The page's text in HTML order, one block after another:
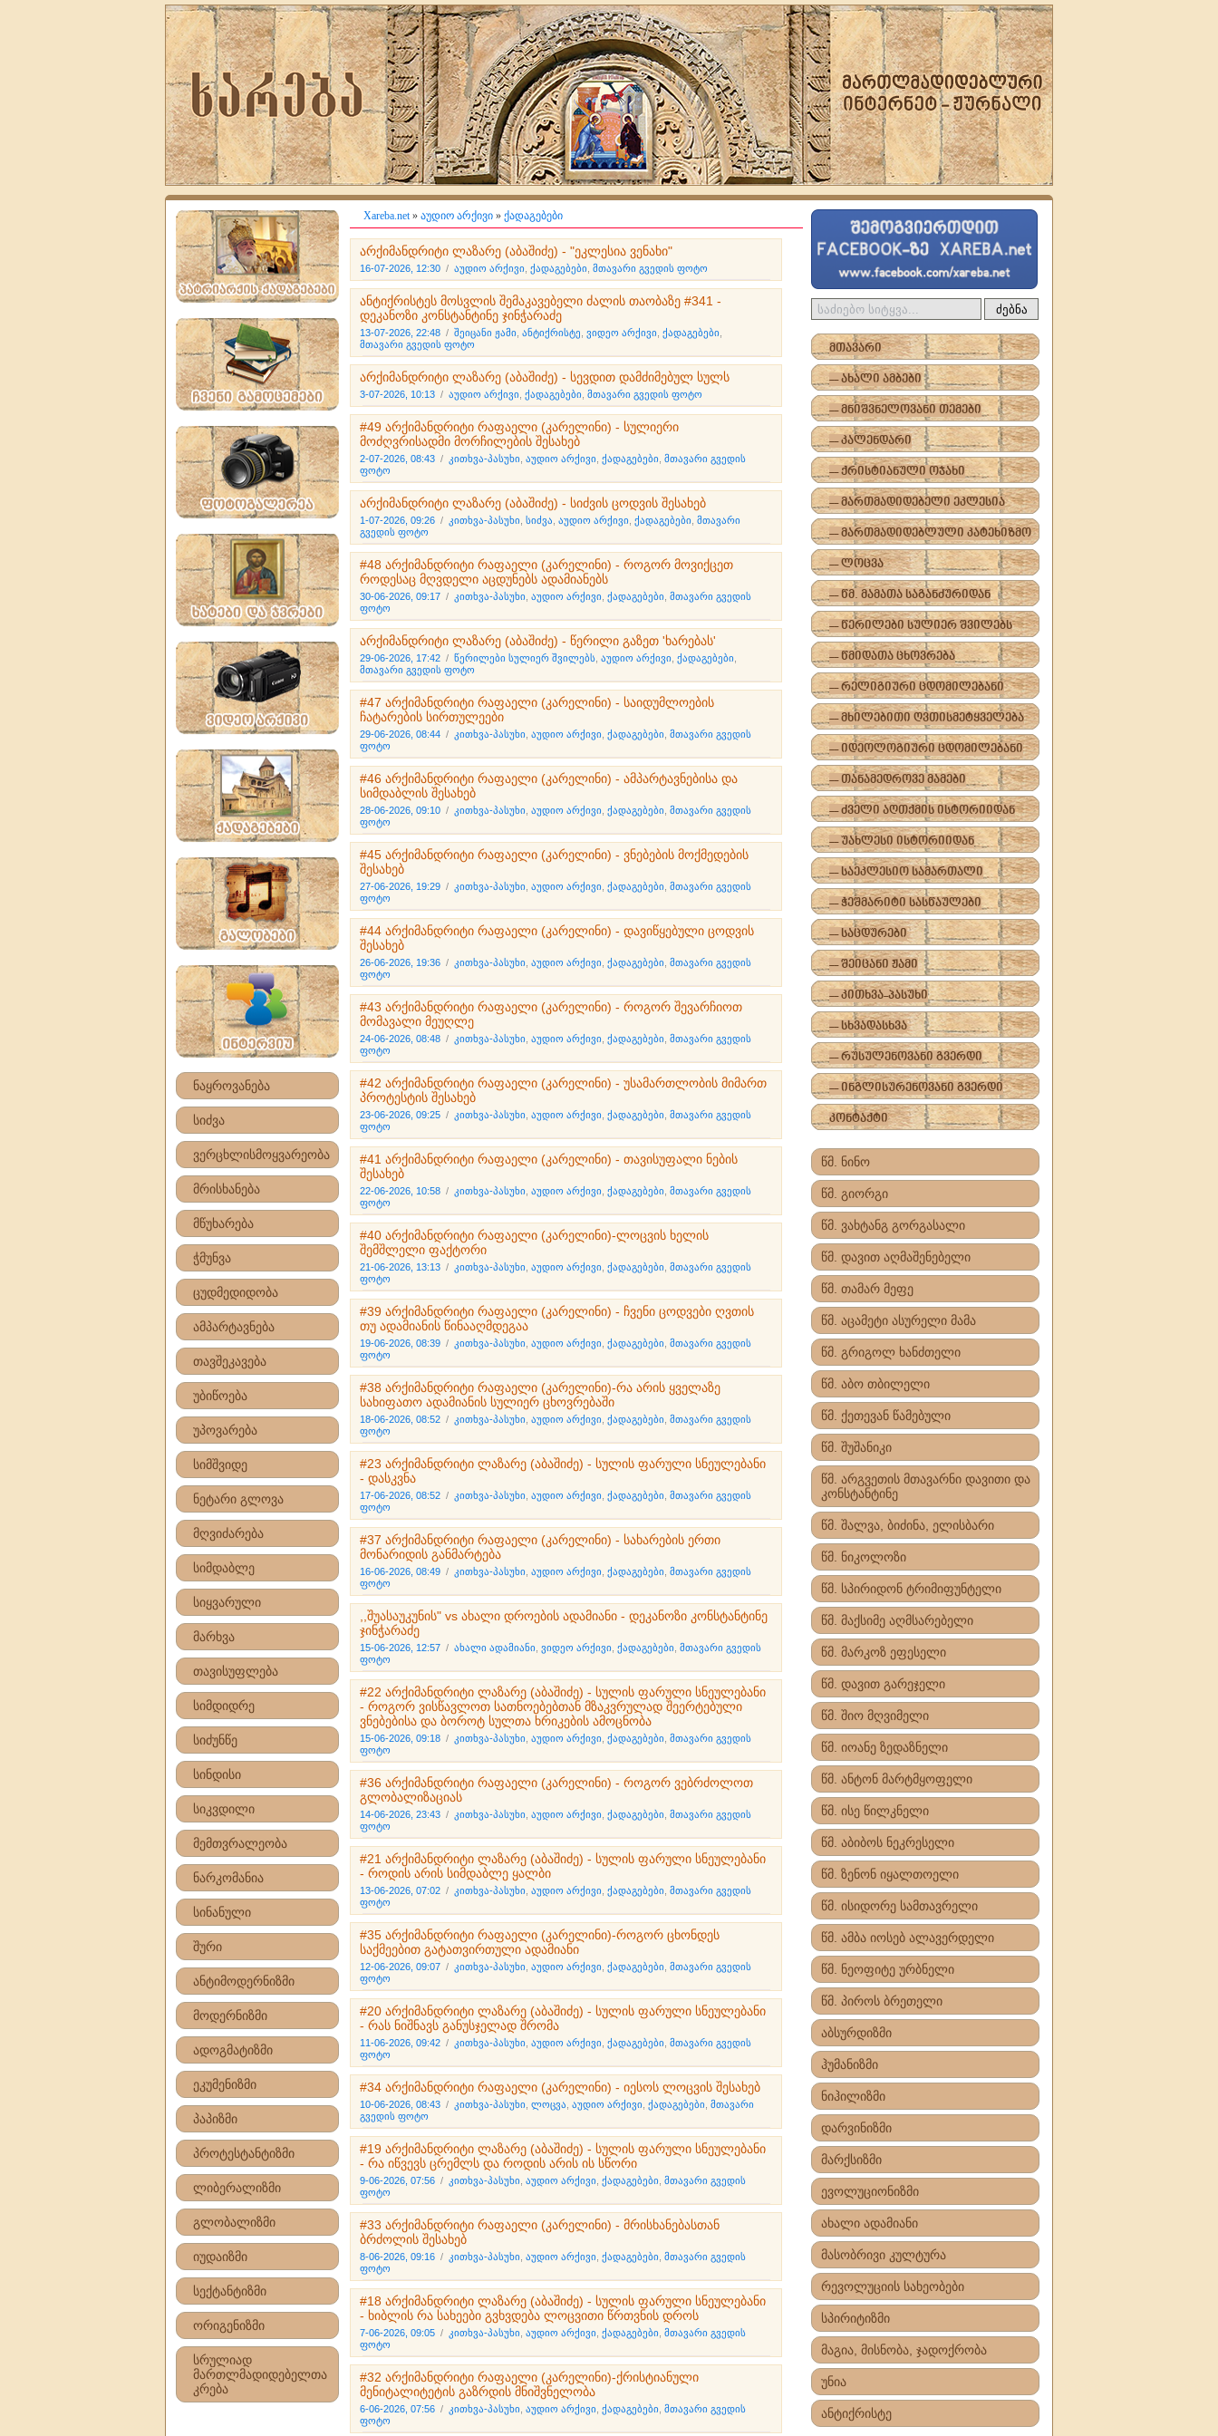
ნაყროვანება
სიძვა
ვერცხლისმოყვარეობა
მრისხანება
მწუხარება
ჭმუნვა
ცუდმედიდობა
ამპარტავნება
თავშეკავება
უბიწოება
უპოვარება
სიმშვიდე
ნეტარი გლოვა
მღვიძარება
სიმდაბლე
სიყვარული
მარხვა
თავისუფლება
სიმდიდრე
სიძუნწე
სინდისი
სიკვდილი
მემთვრალეობა
ნარკომანია
სინანული
შური
ანტიმოდერნიზმი
მოდერნიზმი
ადოგმატიზმი
ეკუმენიზმი
პაპიზმი
პროტესტანტიზმი
ლიბერალიზმი
გლობალიზმი
იუდაიზმი
სექტანტიზმი
ორიგენიზმი
სრულიად
მართლმადიდებელთა
კრება
Xareba.net» აუდიო არქივი » ქადაგებები
არქიმანდრიტი ლაზარე (აბაშიძე) - "ეკლესია ვენახი"
16-07-2026, 12:30 / აუდიო არქივი ქადაგებები მთავარი გვედის ფოტო
ანტიქრისტეს მოსვლის შემაკავებელი ძალის თაობაზე #341 -
დეკანოზი კონსტანტინე ჯინჭარაძე
13-07-2026, 22:48 / შეიცანი ჟამი ანტიქრისტე ვიდეო არქივი ქადაგებები
მთავარი გვედის ფოტო
არქიმანდრიტი ლაზარე (აბაშიძე) - სევდით დამძიმებულ სულს
3-07-2026, 10:13 / აუდიო არქივი ქადაგებები მთავარი გვედის ფოტო
#49 არქიმანდრიტი რაფაელი (კარელინი) - სულიერი
მოძღვრისადმი მორჩილების შესახებ
2-07-2026, 08:43 / კითხვა-პასუხი აუდიო არქივი ქადაგებები მთავარი გვედის
ფოტო
არქიმანდრიტი ლაზარე (აბაშიძე) - სიძვის ცოდვის შესახებ
1-07-2026, 09:26 / კითხვა-პასუხი სიძვა აუდიო არქივი ქადაგებები მთავარი
გვედის ფოტო
#48 არქიმანდრიტი რაფაელი (კარელინი) - როგორ მოვიქცეთ
როდესაც მღვდელი აცდუნებს ადამიანებს
30-06-2026, 09:17 / კითხვა-პასუხი აუდიო არქივი ქადაგებები მთავარი გვედის
ფოტო
არქიმანდრიტი ლაზარე (აბაშიძე) - წერილი გაზეთ 'ხარებას'
29-06-2026, 17:42 / წერილები სულიერ შვილებს აუდიო არქივი ქადაგებები
მთავარი გვედის ფოტო
#47 არქიმანდრიტი რაფაელი (კარელინი) - საიდუმლოების
ჩატარების სირთულეები
29-06-2026, 08:44 / კითხვა-პასუხი აუდიო არქივი ქადაგებები მთავარი გვედის
ფოტო
#46 არქიმანდრიტი რაფაელი (კარელინი) - ამპარტავნებისა და
სიმდაბლის შესახებ
28-06-2026, 09:10 / კითხვა-პასუხი აუდიო არქივი ქადაგებები მთავარი გვედის
ფოტო
#45 არქიმანდრიტი რაფაელი (კარელინი) - ვნებების მოქმედების
შესახებ
27-06-2026, 19:29 / კითხვა-პასუხი აუდიო არქივი ქადაგებები მთავარი გვედის
ფოტო
#44 არქიმანდრიტი რაფაელი (კარელინი) - დავიწყებული ცოდვის
შესახებ
26-06-2026, 19:36 / კითხვა-პასუხი აუდიო არქივი ქადაგებები მთავარი გვედის
ფოტო
#43 არქიმანდრიტი რაფაელი (კარელინი) - როგორ შევარჩიოთ
მომავალი მეუღლე
24-06-2026, 08:48 / კითხვა-პასუხი აუდიო არქივი ქადაგებები მთავარი გვედის
ფოტო
#42 არქიმანდრიტი რაფაელი (კარელინი) - უსამართლობის მიმართ
პროტესტის შესახებ
23-06-2026, 09:25 / კითხვა-პასუხი აუდიო არქივი ქადაგებები მთავარი გვედის
ფოტო
#41 არქიმანდრიტი რაფაელი (კარელინი) - თავისუფალი ნების
შესახებ
22-06-2026, 10:58 / კითხვა-პასუხი აუდიო არქივი ქადაგებები მთავარი გვედის
ფოტო
#40 არქიმანდრიტი რაფაელი (კარელინი)-ლოცვის ხელის
შემშლელი ფაქტორი
21-06-2026, 13:13 / კითხვა-პასუხი აუდიო არქივი ქადაგებები მთავარი გვედის
ფოტო
#39 არქიმანდრიტი რაფაელი (კარელინი) - ჩვენი ცოდვები ღვთის
თუ ადამიანის წინააღმდეგაა
19-06-2026, 08:39 / კითხვა-პასუხი აუდიო არქივი ქადაგებები მთავარი გვედის
ფოტო
#38 არქიმანდრიტი რაფაელი (კარელინი)-რა არის ყველაზე
სახიფათო ადამიანის სულიერ ცხოვრებაში
18-06-2026, 08:52 / კითხვა-პასუხი აუდიო არქივი ქადაგებები მთავარი გვედის
ფოტო
#23 არქიმანდრიტი ლაზარე (აბაშიძე) - სულის ფარული სნეულებანი
- დასკვნა
17-06-2026, 08:52 / კითხვა-პასუხი აუდიო არქივი ქადაგებები მთავარი გვედის
ფოტო
#37 არქიმანდრიტი რაფაელი (კარელინი) - სახარების ერთი
მონარიდის განმარტება
16-06-2026, 08:49 / კითხვა-პასუხი აუდიო არქივი ქადაგებები მთავარი გვედის
ფოტო
,,შუასაუკუნის" vs ახალი დროების ადამიანი - დეკანოზი კონსტანტინე
ჯინჭარაძე
15-06-2026, 12:57 / ახალი ადამიანი ვიდეო არქივი ქადაგებები მთავარი გვედის
ფოტო
#22 არქიმანდრიტი ლაზარე (აბაშიძე) - სულის ფარული სნეულებანი
- როგორ ვისწავლოთ სათნოებებთან მზაკვრულად შეერტებული
ვნებებისა და ბოროტ სულთა ხრიკების ამოცნობა
15-06-2026, 09:18 / კითხვა-პასუხი აუდიო არქივი ქადაგებები მთავარი გვედის
ფოტო
#36 არქიმანდრიტი რაფაელი (კარელინი) - როგორ ვებრძოლოთ
გლობალიზაციას
14-06-2026, 23:43 / კითხვა-პასუხი აუდიო არქივი ქადაგებები მთავარი გვედის
ფოტო
#21 არქიმანდრიტი ლაზარე (აბაშიძე) - სულის ფარული სნეულებანი
- როდის არის სიმდაბლე ყალბი
13-06-2026, 07:02 / კითხვა-პასუხი აუდიო არქივი ქადაგებები მთავარი გვედის
ფოტო
#35 არქიმანდრიტი რაფაელი (კარელინი)-როგორ ცხონდეს
საქმეებით გატათვირთული ადამიანი
12-06-2026, 09:07 / კითხვა-პასუხი აუდიო არქივი ქადაგებები მთავარი გვედის
ფოტო
#20 არქიმანდრიტი ლაზარე (აბაშიძე) - სულის ფარული სნეულებანი
- რას ნიშნავს განუსჯელად შრომა
11-06-2026, 09:42 / კითხვა-პასუხი აუდიო არქივი ქადაგებები მთავარი გვედის
ფოტო
#34 არქიმანდრიტი რაფაელი (კარელინი) - იესოს ლოცვის შესახებ
10-06-2026, 08:43 / კითხვა-პასუხი ლოცვა აუდიო არქივი ქადაგებები მთავარი
გვედის ფოტო
#19 არქიმანდრიტი ლაზარე (აბაშიძე) - სულის ფარული სნეულებანი
- რა იწვევს ცრემლს და როდის არის ის სწორი
9-06-2026, 07:56 / კითხვა-პასუხი აუდიო არქივი ქადაგებები მთავარი გვედის
ფოტო
#33 არქიმანდრიტი რაფაელი (კარელინი) - მრისხანებასთან
ბრძოლის შესახებ
8-06-2026, 09:16 / კითხვა-პასუხი აუდიო არქივი ქადაგებები მთავარი გვედის
ფოტო
#18 არქიმანდრიტი ლაზარე (აბაშიძე) - სულის ფარული სნეულებანი
- ხიბლის რა სახეები გვხვდება ლოცვითი წრთვნის დროს
7-06-2026, 09:05 / კითხვა-პასუხი აუდიო არქივი ქადაგებები მთავარი გვედის
ფოტო
#32 არქიმანდრიტი რაფაელი (კარელინი)-ქრისტიანული
მენიტალიტეტის გაზრდის მნიშვნელობა
6-06-2026, 07:56 / კითხვა-პასუხი აუდიო არქივი ქადაგებები მთავარი გვედის
ფოტო
ძებნა
მთავარი
-- ახალი ამბები
-- მნიშვნელოვანი თემები
-- კალენდარი
-- ქრისტიანული ოჯახი
-- მართმადიდებელი ეკლესია
-- მართმადიდებლული კატეხიზმო
-- ლოცვა
-- წმ. მამათა საგანძურიდან
-- წერილები სულიერ შვილებს
-- წმიდათა ცხოვრება
-- რელიგიური ცდომილებანი
-- მხილებითი ღვთისმეტყველება
-- იდეოლოგიური ცდომილებანი
-- თანამედროვე მამები
-- ძველი აღთქმის ისტორიიდან
-- უახლესი ისტორიიდან
-- საეკლესიო სამართალი
-- ჭეშმარიტი სასწაულები
-- საცდურები
-- შეიცანი ჟამი
-- კითხვა-პასუხი
-- სხვადასხვა
-- რუსულენოვანი გვერდი
-- ინგლისურენოვანი გვერდი
კონტაქტი
წმ. ნინო
წმ. გიორგი
წმ. ვახტანგ გორგასალი
წმ. დავით აღმაშენებელი
წმ. თამარ მეფე
წმ. აცამეტი ასურელი მამა
წმ. გრიგოლ ხანძთელი
წმ. აბო თბილელი
წმ. ქეთევან წამებული
წმ. შუშანიკი
წმ. არგვეთის მთავარნი დავითი და
კონსტანტინე
წმ. შალვა, ბიძინა, ელისბარი
წმ. ნიკოლოზი
წმ. სპირიდონ ტრიმიფუნტელი
წმ. მაქსიმე აღმსარებელი
წმ. მარკოზ ეფესელი
წმ. დავით გარეჯელი
წმ. შიო მღვიმელი
წმ. იოანე ზედაზნელი
წმ. ანტონ მარტმყოფელი
წმ. ისე წილკნელი
წმ. აბიბოს ნეკრესელი
წმ. ზენონ იყალთოელი
წმ. ისიდორე სამთავრელი
წმ. ამბა იოსებ ალავერდელი
წმ. ნეოფიტე ურბნელი
წმ. პიროს ბრეთელი
აბსურდიზმი
ჰუმანიზმი
ნიჰილიზმი
დარვინიზმი
მარქსიზმი
ევოლუციონიზმი
ახალი ადამიანი
მასობრივი კულტურა
რევოლუციის სახეობები
სპირიტიზმი
მაგია, მისნობა, ჯადოქრობა
უნია
ანტიქრისტე